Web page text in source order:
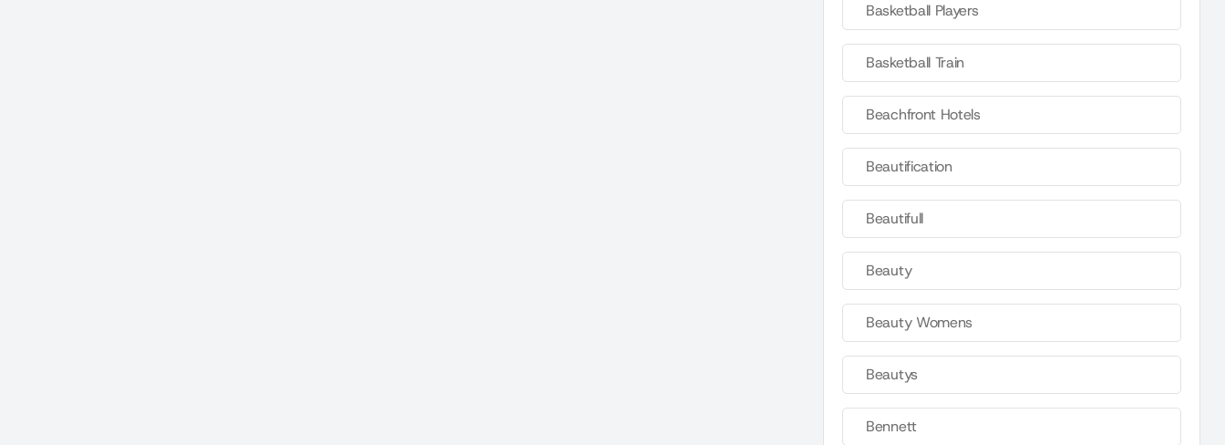
Basketball Players
Basketball Train
Beachfront Hotels
Beautification
Beautifull
Beauty
Beauty Womens
Beautys
Bennett